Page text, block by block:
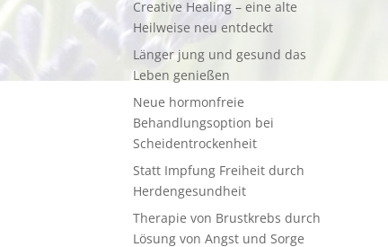
Creative Healing – eine alte
Heilweise neu entdeckt
Länger jung und gesund das
Leben genießen
Neue hormonfreie
Behandlungsoption bei
Scheidentrockenheit
Statt Impfung Freiheit durch
Herdengesundheit
Therapie von Brustkrebs durch
Lösung von Angst und Sorge